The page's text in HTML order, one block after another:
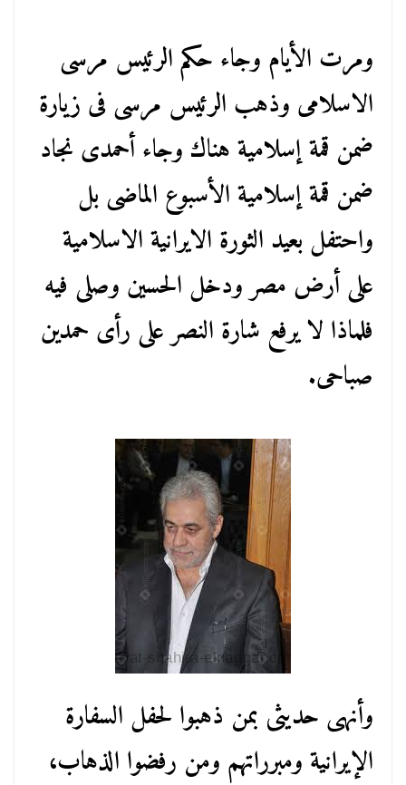
ومرت الأيام وجاء حكم الرئيس مرسى
الاسلامى وذهب الرئيس مرسى فى زيارة
ضمن قمة إسلامية هناك وجاء أحمدى نجاد
ضمن قمة إسلامية الأسبوع الماضى بل
واحتفل بعيد الثورة الايرانية الاسلامية
على أرض مصر ودخل الحسين وصلى فيه
فلماذا لا يرفع شارة النصر على رأى حمدين
صباحى.
وأنهى حديثى بمن ذهبوا لحفل السفارة
الإيرانية ومبرراتهم ومن رفضوا الذهاب،